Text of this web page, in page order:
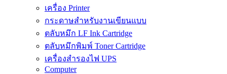
เครื่อง Printer
กระดาษสำหรับงานเขียนแบบ
ตลับหมึก LF Ink Cartridge
ตลับหมึกพิมพ์ Toner Cartridge
เครื่องสำรองไฟ UPS
Computer